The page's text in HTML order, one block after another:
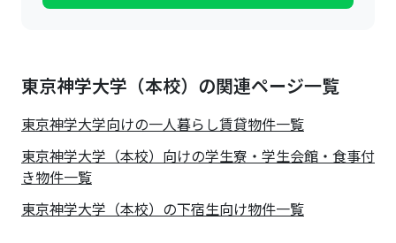
東京神学大学（本校）の関連ページ一覧
東京神学大学向けの一人暮らし賃貸物件一覧
東京神学大学（本校）向けの学生寮・学生会館・食事付
き物件一覧
東京神学大学（本校）の下宿生向け物件一覧